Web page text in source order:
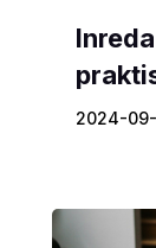
2024-